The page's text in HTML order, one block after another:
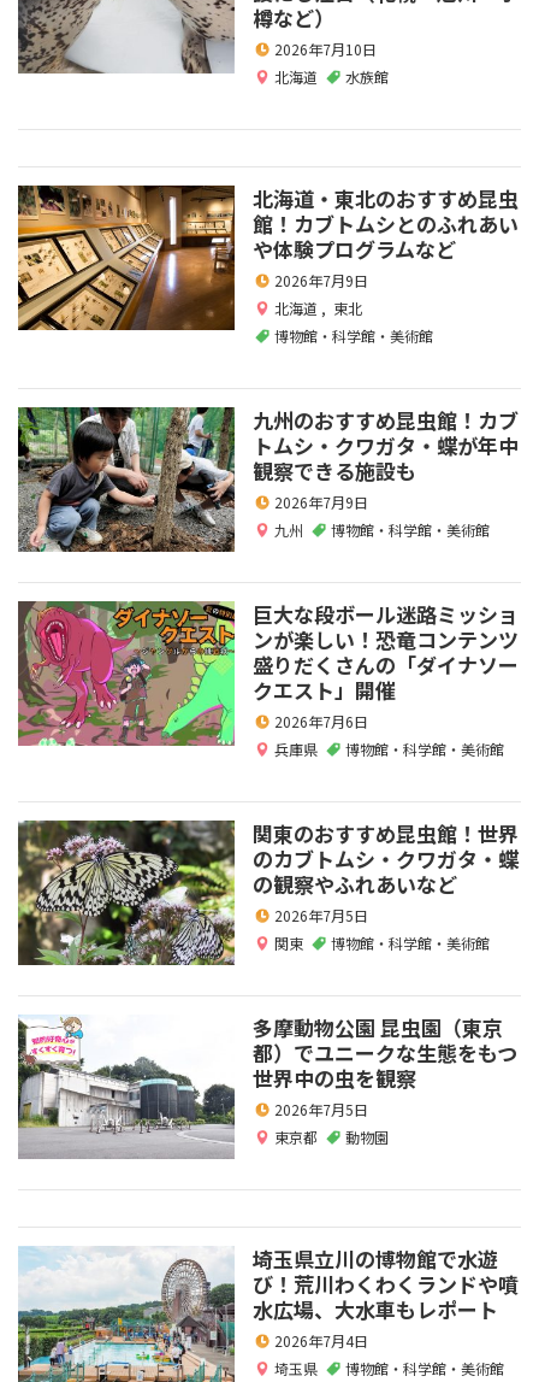
樽など）
2026年7月10日
北海道
水族館
北海道・東北のおすすめ昆虫
館！カブトムシとのふれあい
や体験プログラムなど
2026年7月9日
北海道 , 東北
博物館・科学館・美術館
九州のおすすめ昆虫館！カブ
トムシ・クワガタ・蝶が年中
観察できる施設も
2026年7月9日
九州
博物館・科学館・美術館
巨大な段ボール迷路ミッショ
ンが楽しい！恐竜コンテンツ
盛りだくさんの「ダイナソー
クエスト」開催
2026年7月6日
兵庫県
博物館・科学館・美術館
関東のおすすめ昆虫館！世界
のカブトムシ・クワガタ・蝶
の観察やふれあいなど
2026年7月5日
関東
博物館・科学館・美術館
多摩動物公園 昆虫園（東京
都）でユニークな生態をもつ
世界中の虫を観察
2026年7月5日
東京都
動物園
埼玉県立川の博物館で水遊
び！荒川わくわくランドや噴
水広場、大水車もレポート
2026年7月4日
埼玉県
博物館・科学館・美術館